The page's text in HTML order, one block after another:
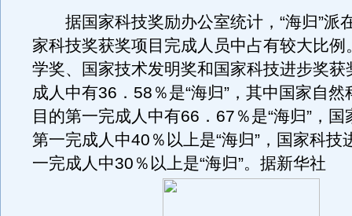
据国家科技奖励办公室统计，“海归”派
家科技奖获奖项目完成人员中占有较大比例
学奖、国家技术发明奖和国家科技进步奖获
成人中有36．58％是“海归”，其中国家自
目的第一完成人中有66．67％是“海归”，
第一完成人中40％以上是“海归”，国家科技
一完成人中30％以上是“海归”。据新华社